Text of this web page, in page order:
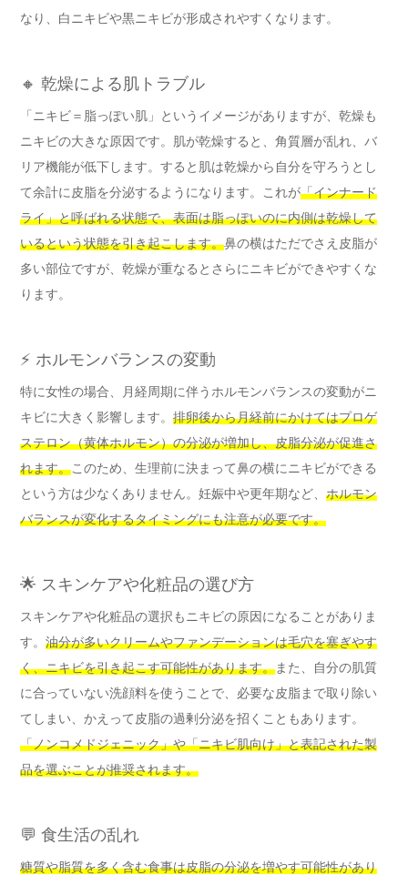
なり、白ニキビや黒ニキビが形成されやすくなります。
🔸 乾燥による肌トラブル
「ニキビ＝脂っぽい肌」というイメージがありますが、乾燥も
ニキビの大きな原因です。肌が乾燥すると、角質層が乱れ、バ
リア機能が低下します。すると肌は乾燥から自分を守ろうとし
て余計に皮脂を分泌するようになります。これが「インナード
ライ」と呼ばれる状態で、表面は脂っぽいのに内側は乾燥して
いるという状態を引き起こします。鼻の横はただでさえ皮脂が
多い部位ですが、乾燥が重なるとさらにニキビができやすくな
ります。
⚡ ホルモンバランスの変動
特に女性の場合、月経周期に伴うホルモンバランスの変動がニ
キビに大きく影響します。 排卵後から月経前にかけてはプロゲ
ステロン（黄体ホルモン）の分泌が増加し、皮脂分泌が促進さ
れます。このため、生理前に決まって鼻の横にニキビができる
という方は少なくありません。妊娠中や更年期など、 ホルモン
バランスが変化するタイミングにも注意が必要です。
🌟 スキンケアや化粧品の選び方
スキンケアや化粧品の選択もニキビの原因になることがありま
す。 油分が多いクリームやファンデーションは毛穴を塞ぎやす
く、ニキビを引き起こす可能性があります。また、自分の肌質
に合っていない洗顔料を使うことで、必要な皮脂まで取り除い
てしまい、かえって皮脂の過剰分泌を招くこともあります。
「ノンコメドジェニック」や「ニキビ肌向け」と表記された製
品を選ぶことが推奨されます。
💬 食生活の乱れ
糖質や脂質を多く含む食事は皮脂の分泌を増やす可能性があり